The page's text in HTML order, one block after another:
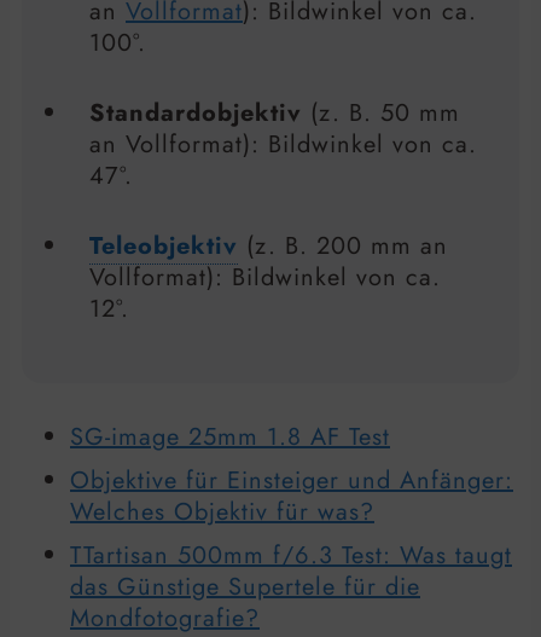
an Vollformat): Bildwinkel von ca.
100°.
Standardobjektiv (z. B. 50 mm
an Vollformat): Bildwinkel von ca.
47°.
Teleobjektiv (z. B. 200 mm an
Vollformat): Bildwinkel von ca.
12°.
SG-image 25mm 1.8 AF Test
Objektive für Einsteiger und Anfänger:
Welches Objektiv für was?
TTartisan 500mm f/6.3 Test: Was taugt
das Günstige Supertele für die
Mondfotografie?